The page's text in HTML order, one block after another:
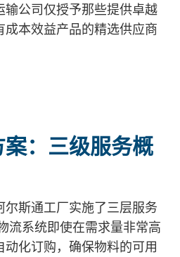
输公司仅授予那些提供卓越
成本效益产品的精选供应商
：三级服务概
尔斯通工厂实施了三层服务
流系统即使在需求量非常高
化订购，确保物料的可用